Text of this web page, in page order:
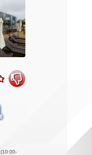
(10:00-